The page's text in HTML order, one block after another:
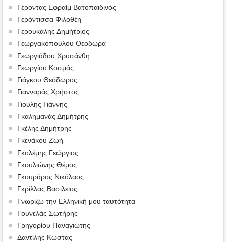
Γέροντας Εφραίμ Βατοπαιδινός
Γερόντισσα Φιλοθέη
Γερούκαλης Δημήτριος
Γεωργακοπούλου Θεοδώρα
Γεωργιάδου Χρυσάνθη
Γεωργίου Κοσμάς
Γιάγκου Θεόδωρος
Γιανναράς Χρήστος
Γιούλης Γιάννης
Γκαλημανάς Δημήτρης
Γκέλης Δημήτρης
Γκενάκου Ζωή
Γκολέμης Γεώργιος
Γκουλιώνης Θέμος
Γκουράρος Νικόλαος
Γκρίλλας Βασιλειος
Γνωρίζω την Ελληνική μου ταυτότητα
Γουνελάς Σωτήρης
Γρηγορίου Παναγιώτης
Δαντίλης Κώστας